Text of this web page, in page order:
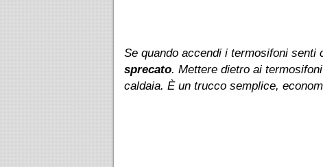
Se quando accendi i termosifoni senti
sprecato. Mettere dietro ai
caldaia. È un trucco semplice,